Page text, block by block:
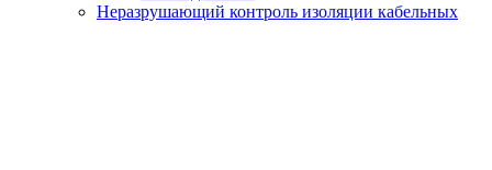
Неразрушающий контроль изоляции кабельных